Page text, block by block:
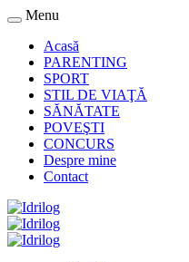
Menu
Acasă
PARENTING
SPORT
STIL DE VIAŢĂ
SĂNĂTATE
POVEŞTI
CONCURS
Despre mine
Contact